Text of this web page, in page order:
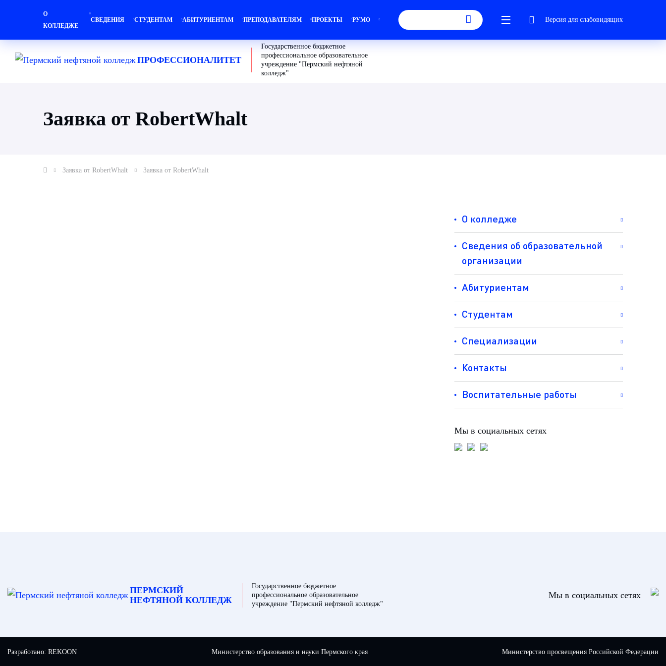
О
КОЛЛЕДЖЕ
СВЕДЕНИЯ СТУДЕНТАМ АБИТУРИЕНТАМ ПРЕПОДАВАТЕЛЯМ ПРОЕКТЫ РУМО Версия для слабовидящих
ПРОФЕССИОНАЛИТЕТ
Государственное бюджетное
профессиональное образовательное
учреждение "Пермский нефтяной
колледж"
Заявка от RobertWhalt
Заявка от RobertWhalt Заявка от RobertWhalt
О колледже
Сведения об образовательной
организации
Абитуриентам
Студентам
Специализации
Контакты
Воспитательные работы
Мы в социальных сетях
ПЕРМСКИЙ
НЕФТЯНОЙ КОЛЛЕДЖ
Государственное бюджетное
профессиональное образовательное
учреждение "Пермский нефтяной колледж"
Мы в социальных сетях
Разработано: REKOON Министерство образования и науки Пермского края Министерство просвещения Российской Федерации